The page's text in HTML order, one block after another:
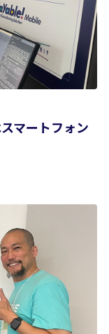
マートフォン